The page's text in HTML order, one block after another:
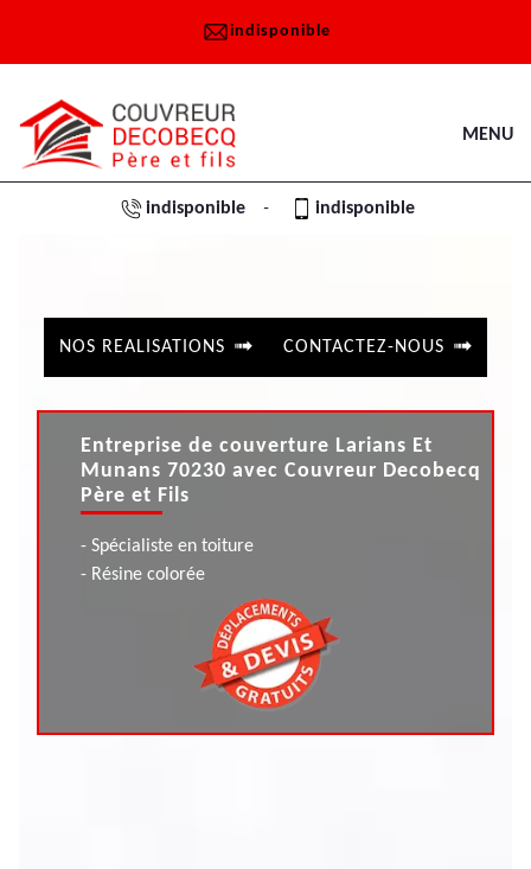
indisponible
MENU
indisponible - indisponible
NOS REALISATIONS CONTACTEZ-NOUS
Entreprise de couverture Larians Et
Munans 70230 avec Couvreur Decobecq
Père et Fils
- Spécialiste en toiture
- Résine colorée